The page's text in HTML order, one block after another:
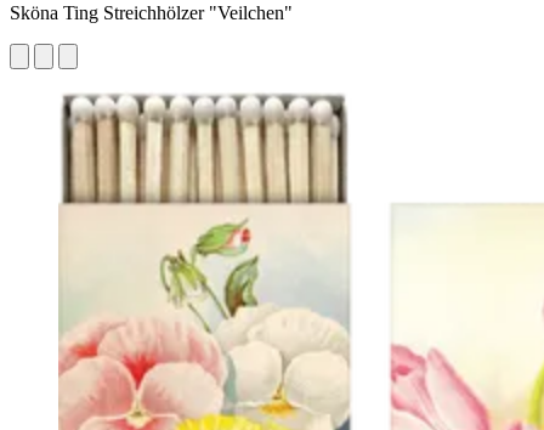
Sköna Ting Streichhölzer "Veilchen"